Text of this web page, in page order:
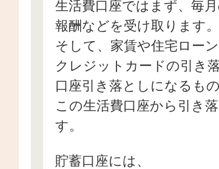
生活費口座ではまず、毎
報酬などを受け取ります。
そして、家賃や住宅ロー
クレジットカードの引き
口座引き落としになるも
この生活費口座から引き
す。
貯蓄口座には、